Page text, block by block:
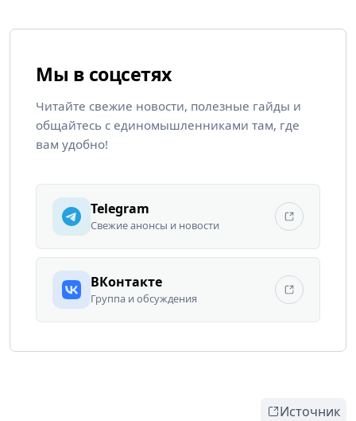
Мы в соцсетях
Читайте свежие новости, полезные гайды и
общайтесь с единомышленниками там, где
вам удобно!
Telegram
Свежие анонсы и новости
ВКонтакте
Группа и обсуждения
Источник